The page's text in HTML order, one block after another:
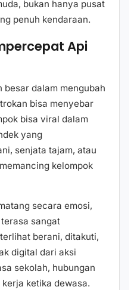
bukan hanya pusat
penuh kendaraan.
Api
dalam mengubah
bisa menyebar
bisa viral dalam
yang
senjata tajam, atau
kelompok
secara emosi,
sangat
berani, ditakuti,
digital dari aksi
sekolah, hubungan
ketika dewasa.